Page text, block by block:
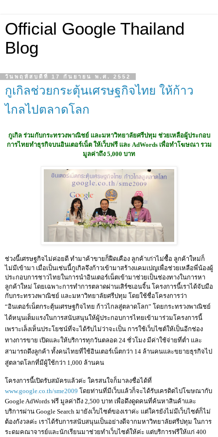
Official Google Thailand
Blog
วันพฤหัสบดีที่ 17 กันยายน พ.ศ. 2552
กูเกิลช่วยกระตุ้นเศรษฐกิจไทย ให้ก้าว
ไกลไปตลาดโลก
กูเกิล ร่วมกับกระทรวงพาณิชย์ และมหาวิทยาลัยศรีปทุม ช่วยเหลือผู้ประกอบ
การไทยทำธุรกิจบนอินเตอร์เน็ต ให้เว็บฟรี และ AdWords เพื่อทำโฆษณา รวม
มูลค่าถึง 5,000 บาท
ช่วงนี้เศรษฐกิจไม่ค่อยดี ทำมาค้าขายก็ฝืดเคือง ลูกค้าเก่าไม่ซื้อ ลูกค้าใหม่ก็
ไม่มีเข้ามา เมื่อเป็นเช่นนี้กูเกิลจึงก้าวเข้ามาสร้างแคมเปญเพื่อช่วยเหลือพี่น้องผู้
ประกอบการชาวไทยในการนำอินเตอร์เน็ตเข้ามาช่วยเป็นช่องทางในการหา
ลูกค้าใหม่ โดยเฉพาะการทำการตลาดผ่านเสิร์ซเอนจิ้น โครงการนี้เราได้จับมือ
กับกระทรวงพาณิชย์ และมหาวิทยาลัยศรีปทุม โดยใช้ชื่อโครงการว่า
“อินเตอร์เน็ตกระตุ้นเศรษฐกิจไทย ก้าวไกลสู่ตลาดโลก” โดยกระทรวงพาณิชย์
ได้หนุนเต็มแรงในการสนับสนุนให้ผู้ประกอบการไทยเข้ามาร่วมโครงการนี้
เพราะเล็งเห็นประโยชน์ที่จะได้รับไม่ว่าจะเป็น การใช้เว็บไซต์ให้เป็นอีกช่อง
ทางการขาย เปิดและให้บริการทุกวันตลอด 24 ชั่วโมง มีค่าใช้จ่ายที่ต่ำ และ
สามารถดึงลูกค้า ทั้งคนไทยที่ใช้อินเตอร์เน็ตกว่า 14 ล้านคนและขยายธุรกิจไป
สู่ตลาดโลกที่มีผู้ใช้กว่า 1,000 ล้านคน
โครงการนี้เปิดรับสมัครแล้วค่ะ ใครสนใจก็มาลงชื่อได้ที่
www.google.co.th/sme2009 โดยท่านที่มีเว็บแล้วก็จะได้รับเครดิตไปโฆษณากับ
Google AdWords ฟรี มูลค่าถึง 2,500 บาท เพื่อดึงดูดคนที่ค้นหาสินค้าและ
บริการผ่าน Google Search มายังเว็บไซต์ของเราค่ะ แต่ใครยังไม่มีเว็บไซต์ก็ไม่
ต้องกังวลค่ะ เราได้รับการสนับสนุนเป็นอย่างดีจากมหาวิทยาลัยศรีปทุม ในการ
ระดมคณาจารย์และนักเรียนมาช่วยทำเว็บไซต์ให้ค่ะ แต่บริการฟรีให้แก่ 400